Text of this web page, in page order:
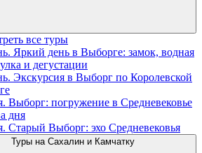
все туры
Яркий день в Выборге: замок, водная
и дегустации
Экскурсия в Выборг по Королевской
Выборг: погружение в Средневековье
дня
Старый Выборг: эхо Средневековья
Туры на Сахалин и Камчатку